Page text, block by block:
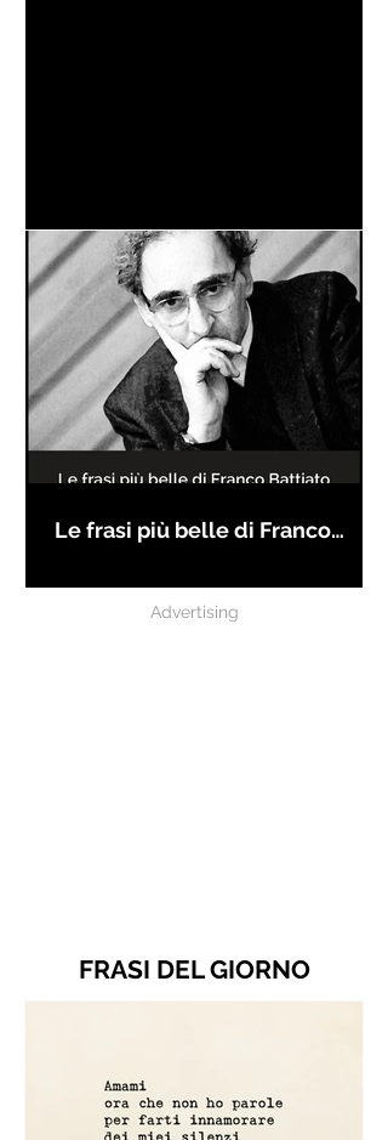
Le frasi più belle di Franco
Advertising
FRASI DEL GIORNO